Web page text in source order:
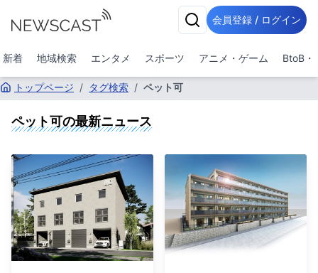
会員登録 / ログイン
新着 地域検索 エンタメ スポーツ アニメ・ゲーム BtoB・
トップページ / タグ検索 / ペット可
ペット可の最新ニュース